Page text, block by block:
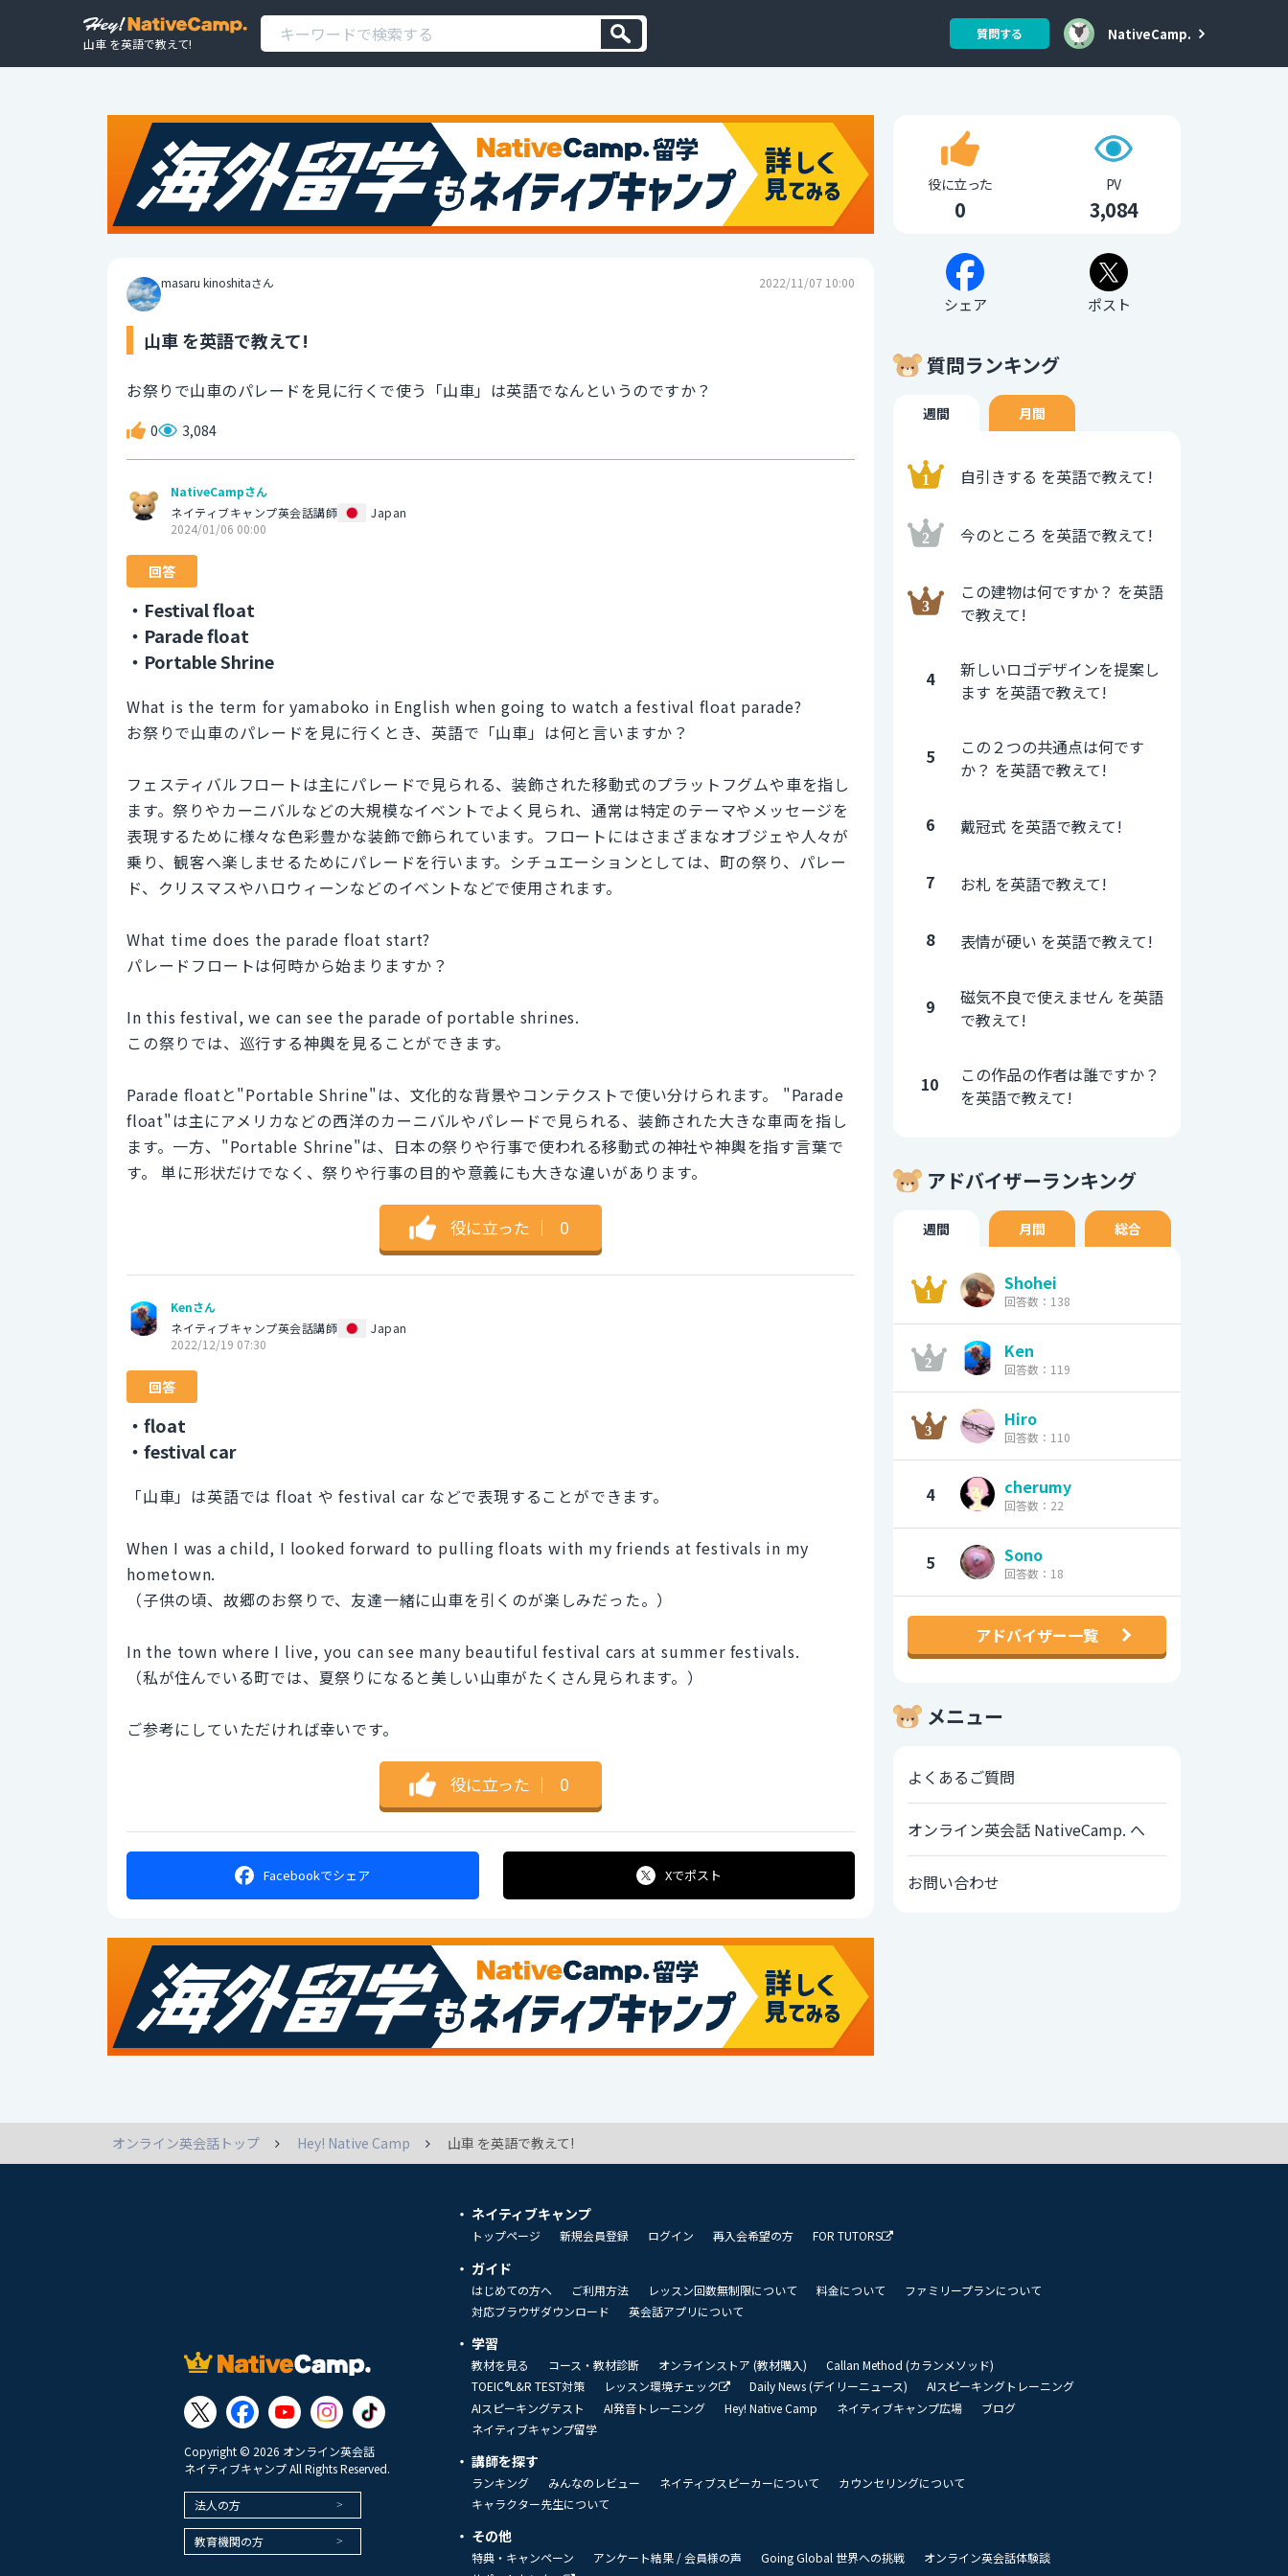
山車 を英語で教えて!
質問する NativeCamp.
masaru kinoshitaさん 2022/11/07 10:00
山車 を英語で教えて!
お祭りで山車のパレードを見に行くで使う「山車」は英語でなんというのですか？
0 3,084
NativeCampさん
ネイティブキャンプ英会話講師
Japan
2024/01/06 00:00
回答
・Festival float
・Parade float
・Portable Shrine
What is the term for yamaboko in English when going to watch a festival float parade?
お祭りで山車のパレードを見に行くとき、英語で「山車」は何と言いますか？
フェスティバルフロートは主にパレードで見られる、装飾された移動式のプラットフグムや車を指し
ます。祭りやカーニバルなどの大規模なイベントでよく見られ、通常は特定のテーマやメッセージを
表現するために様々な色彩豊かな装飾で飾られています。フロートにはさまざまなオブジェや人々が
乗り、観客へ楽しませるためにパレードを行います。シチュエーションとしては、町の祭り、パレー
ド、クリスマスやハロウィーンなどのイベントなどで使用されます。
What time does the parade float start?
パレードフロートは何時から始まりますか？
In this festival, we can see the parade of portable shrines.
この祭りでは、巡行する神輿を見ることができます。
Parade floatと"Portable Shrine"は、文化的な背景やコンテクストで使い分けられます。 "Parade
float"は主にアメリカなどの西洋のカーニバルやパレードで見られる、装飾された大きな車両を指し
ます。一方、"Portable Shrine"は、日本の祭りや行事で使われる移動式の神社や神輿を指す言葉で
す。 単に形状だけでなく、祭りや行事の目的や意義にも大きな違いがあります。
役に立った ｜ 0
Kenさん
ネイティブキャンプ英会話講師
Japan
2022/12/19 07:30
回答
・float
・festival car
「山車」は英語では float や festival car などで表現することができます。
When I was a child, I looked forward to pulling floats with my friends at festivals in my
hometown.
（子供の頃、故郷のお祭りで、友達一緒に山車を引くのが楽しみだった。）
In the town where I live, you can see many beautiful festival cars at summer festivals.
（私が住んでいる町では、夏祭りになると美しい山車がたくさん見られます。）
ご参考にしていただければ幸いです。
役に立った ｜ 0
Facebookでシェア Xでポスト
役に立った
0
PV
3,084
シェア ポスト
質問ランキング
週間 月間
自引きする を英語で教えて!
今のところ を英語で教えて!
この建物は何ですか？ を英語
で教えて!
4
新しいロゴデザインを提案し
ます を英語で教えて!
5
この２つの共通点は何です
か？ を英語で教えて!
6 戴冠式 を英語で教えて!
7 お札 を英語で教えて!
8 表情が硬い を英語で教えて!
9
磁気不良で使えません を英語
で教えて!
10
この作品の作者は誰ですか？
を英語で教えて!
アドバイザーランキング
週間 月間 総合
Shohei
回答数：138
Ken
回答数：119
Hiro
回答数：110
4 cherumy
回答数：22
5 Sono
回答数：18
アドバイザー一覧
メニュー
よくあるご質問
オンライン英会話 NativeCamp. へ
お問い合わせ
オンライン英会話トップ Hey! Native Camp 山車 を英語で教えて!
Copyright © 2026 オンライン英会話
ネイティブキャンプ All Rights Reserved.
法人の方
教育機関の方
ネイティブキャンプ
トップページ 新規会員登録 ログイン 再入会希望の方 FOR TUTORS
ガイド
はじめての方へ ご利用方法 レッスン回数無制限について 料金について
ファミリープランについて
対応ブラウザダウンロード
英会話アプリについて
学習
教材を見る コース・教材診断 オンラインストア (教材購入)
Callan Method (カランメソッド)
TOEIC®L&R TEST対策
レッスン環境チェック Daily News (デイリーニュース)
AIスピーキングトレーニング
AIスピーキングテスト
AI発音トレーニング Hey! Native Camp ネイティブキャンプ広場
ブログ
ネイティブキャンプ留学
講師を探す
ランキング みんなのレビュー ネイティブスピーカーについて
カウンセリングについて
キャラクター先生について
その他
特典・キャンペーン アンケート結果 / 会員様の声 Going Global 世界への挑戦
オンライン英会話体験談